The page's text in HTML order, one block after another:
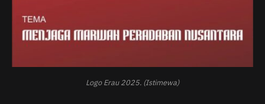
Logo Erau 2025. (Istimewa)